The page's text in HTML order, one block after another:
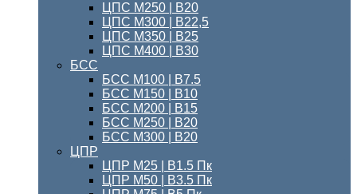
ЦПС М250 | В20
ЦПС М300 | B22,5
ЦПС М350 | В25
ЦПС M400 | B30
БСС
БСС М100 | B7.5
БСС М150 | В10
БСС М200 | В15
БСС М250 | В20
БСС М300 | В20
ЦПР
ЦПР М25 | B1.5 Пк
ЦПР М50 | B3.5 Пк